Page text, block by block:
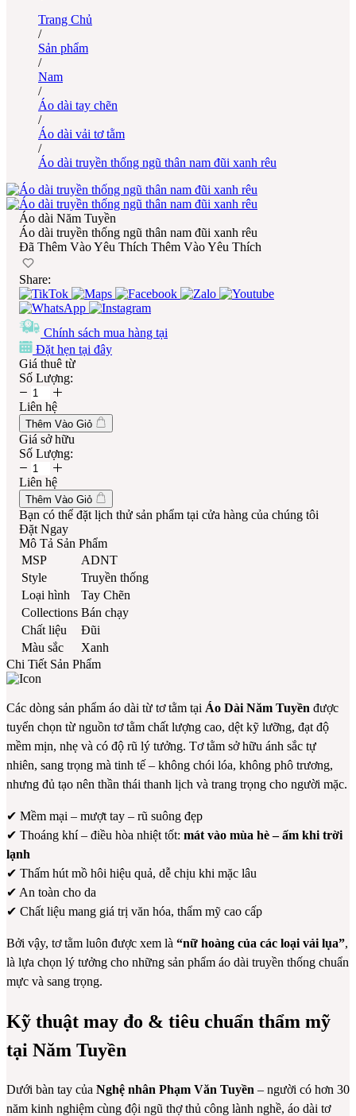
Trang Chủ
/
Sản phẩm
/
Nam
/
Áo dài tay chẽn
/
Áo dài vải tơ tằm
/
Áo dài truyền thống ngũ thân nam đũi xanh rêu
Áo dài Năm Tuyền
Áo dài truyền thống ngũ thân nam đũi xanh rêu
Đã Thêm Vào Yêu Thích Thêm Vào Yêu Thích
Share:
Chính sách mua hàng tại
Đặt hẹn tại đây
Giá thuê từ
Số Lượng:
Liên hệ
Thêm Vào Giỏ
Giá sở hữu
Số Lượng:
Liên hệ
Thêm Vào Giỏ
Bạn có thể đặt lịch thử sản phẩm tại cửa hàng của chúng tôi
Đặt Ngay
Mô Tả Sản Phẩm
MSP
ADNT
Style
Truyền thống
Loại hình
Tay Chẽn
Collections Bán chạy
Chất liệu
Đũi
Màu sắc
Xanh
Chi Tiết Sản Phẩm
Các dòng sản phẩm áo dài từ tơ tằm tại Áo Dài Năm Tuyền được
tuyển chọn từ nguồn tơ tằm chất lượng cao, dệt kỹ lưỡng, đạt độ
mềm mịn, nhẹ và có độ rũ lý tưởng. Tơ tằm sở hữu ánh sắc tự
nhiên, sang trọng mà tinh tế – không chói lóa, không phô trương,
nhưng đủ tạo nên thần thái thanh lịch và trang trọng cho người mặc.
✔ Mềm mại – mượt tay – rũ suông đẹp
✔ Thoáng khí – điều hòa nhiệt tốt: mát vào mùa hè – ấm khi trời
lạnh
✔ Thấm hút mồ hôi hiệu quả, dễ chịu khi mặc lâu
✔ An toàn cho da
✔ Chất liệu mang giá trị văn hóa, thẩm mỹ cao cấp
Bởi vậy, tơ tằm luôn được xem là “nữ hoàng của các loại vải lụa”,
là lựa chọn lý tưởng cho những sản phẩm áo dài truyền thống chuẩn
mực và sang trọng.
Kỹ thuật may đo & tiêu chuẩn thẩm mỹ
tại Năm Tuyền
Dưới bàn tay của Nghệ nhân Phạm Văn Tuyền – người có hơn 30
năm kinh nghiệm cùng đội ngũ thợ thủ công lành nghề, áo dài tơ